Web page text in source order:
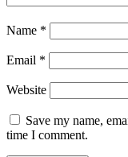
Name *
Email *
Website
Save my name,
time I comment.